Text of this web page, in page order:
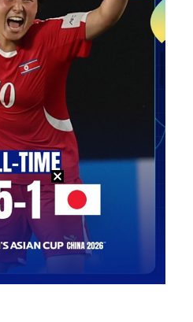
정연, JYP엔터 떠나 새 시작 "가장 큰 중심 트와이…